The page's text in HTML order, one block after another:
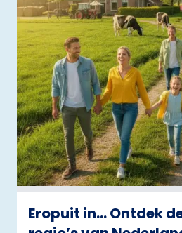
Eropuit in… Ontdek